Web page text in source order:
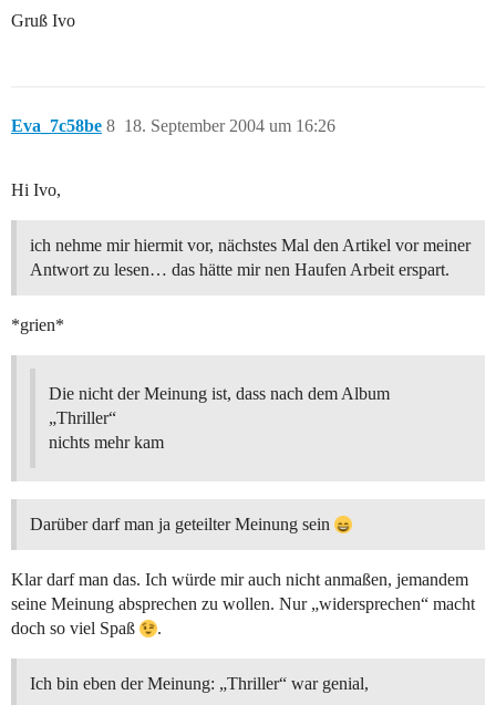
Gruß Ivo
Eva_7c58be 18. September 2004 um 16:26
8
Hi Ivo,
ich nehme mir hiermit vor, nächstes Mal den Artikel vor meiner
Antwort zu lesen… das hätte mir nen Haufen Arbeit erspart.
*grien*
Die nicht der Meinung ist, dass nach dem Album
„Thriller“
nichts mehr kam
Darüber darf man ja geteilter Meinung sein
Klar darf man das. Ich würde mir auch nicht anmaßen, jemandem
seine Meinung absprechen zu wollen. Nur „widersprechen“ macht
doch so viel Spaß
.
Ich bin eben der Meinung: „Thriller“ war genial,